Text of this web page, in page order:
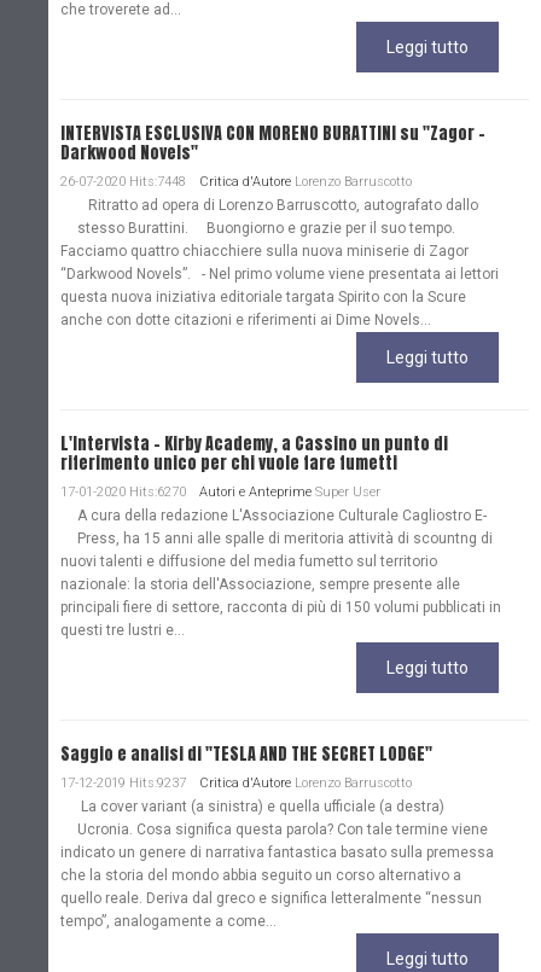
che troverete ad...
Leggi tutto
INTERVISTA ESCLUSIVA CON MORENO BURATTINI su "Zagor -
Darkwood Novels"
26-07-2020 Hits:7448 Critica d'Autore Lorenzo Barruscotto
Ritratto ad opera di Lorenzo Barruscotto, autografato dallo
stesso Burattini. Buongiorno e grazie per il suo tempo.
Facciamo quattro chiacchiere sulla nuova miniserie di Zagor
“Darkwood Novels”. - Nel primo volume viene presentata ai lettori
questa nuova iniziativa editoriale targata Spirito con la Scure
anche con dotte citazioni e riferimenti ai Dime Novels...
Leggi tutto
L'Intervista - Kirby Academy, a Cassino un punto di
riferimento unico per chi vuole fare fumetti
17-01-2020 Hits:6270 Autori e Anteprime Super User
A cura della redazione L'Associazione Culturale Cagliostro E-
Press, ha 15 anni alle spalle di meritoria attività di scountng di
nuovi talenti e diffusione del media fumetto sul territorio
nazionale: la storia dell'Associazione, sempre presente alle
principali fiere di settore, racconta di più di 150 volumi pubblicati in
questi tre lustri e...
Leggi tutto
Saggio e analisi di "TESLA AND THE SECRET LODGE"
17-12-2019 Hits:9237 Critica d'Autore Lorenzo Barruscotto
La cover variant (a sinistra) e quella ufficiale (a destra)
Ucronia. Cosa significa questa parola? Con tale termine viene
indicato un genere di narrativa fantastica basato sulla premessa
che la storia del mondo abbia seguito un corso alternativo a
quello reale. Deriva dal greco e significa letteralmente “nessun
tempo”, analogamente a come...
Leggi tutto